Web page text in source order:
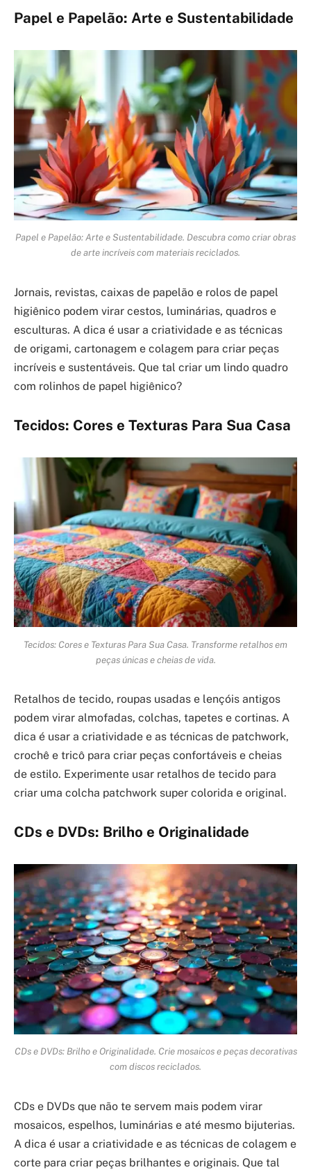
Papel e Papelão: Arte e Sustentabilidade
Papel e Papelão: Arte e Sustentabilidade. Descubra como criar obras
de arte incríveis com materiais reciclados.
Jornais, revistas, caixas de papelão e rolos de papel
higiênico podem virar cestos, luminárias, quadros e
esculturas. A dica é usar a criatividade e as técnicas
de origami, cartonagem e colagem para criar peças
incríveis e sustentáveis. Que tal criar um lindo quadro
com rolinhos de papel higiênico?
Tecidos: Cores e Texturas Para Sua Casa
Tecidos: Cores e Texturas Para Sua Casa. Transforme retalhos em
peças únicas e cheias de vida.
Retalhos de tecido, roupas usadas e lençóis antigos
podem virar almofadas, colchas, tapetes e cortinas. A
dica é usar a criatividade e as técnicas de patchwork,
crochê e tricô para criar peças confortáveis e cheias
de estilo. Experimente usar retalhos de tecido para
criar uma colcha patchwork super colorida e original.
CDs e DVDs: Brilho e Originalidade
CDs e DVDs: Brilho e Originalidade. Crie mosaicos e peças decorativas
com discos reciclados.
CDs e DVDs que não te servem mais podem virar
mosaicos, espelhos, luminárias e até mesmo bijuterias.
A dica é usar a criatividade e as técnicas de colagem e
corte para criar peças brilhantes e originais. Que tal